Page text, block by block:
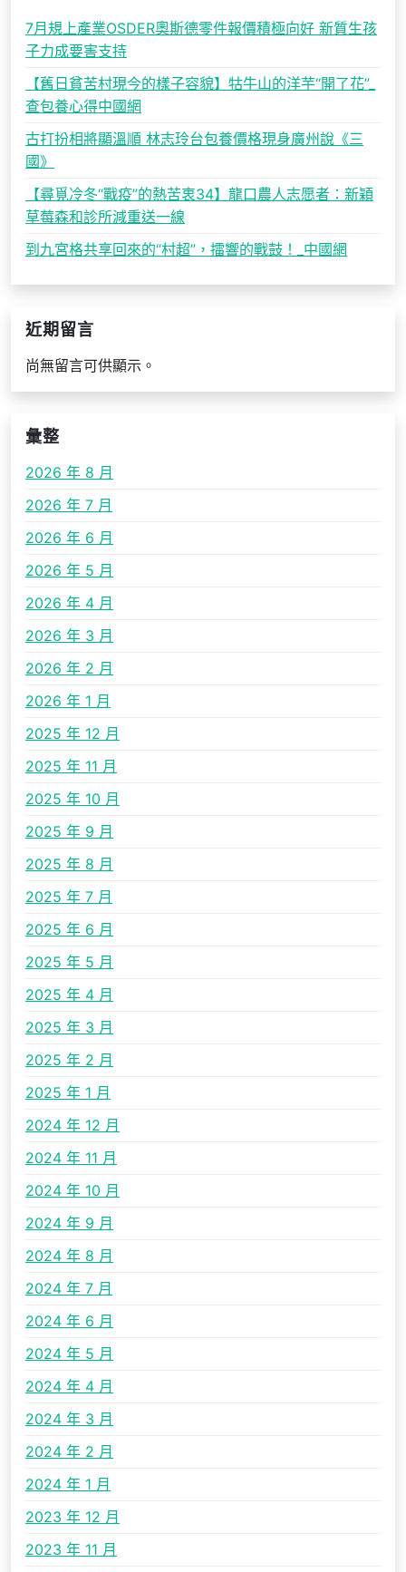
7月規上產業OSDER奧斯德零件報價積極向好 新質生孩
子力成要害支持
【舊日貧苦村現今的樣子容貌】牯牛山的洋芋“開了花”_
查包養心得中國網
古打扮相將顯溫順 林志玲台包養價格現身廣州說《三
國》
【尋覓冷冬“戰疫”的熱苦衷34】龍口農人志愿者：新穎
草莓森和診所減重送一線
到九宮格共享回來的“村超”，擂響的戰鼓！_中國網
近期留言
尚無留言可供顯示。
彙整
2026 年 8 月
2026 年 7 月
2026 年 6 月
2026 年 5 月
2026 年 4 月
2026 年 3 月
2026 年 2 月
2026 年 1 月
2025 年 12 月
2025 年 11 月
2025 年 10 月
2025 年 9 月
2025 年 8 月
2025 年 7 月
2025 年 6 月
2025 年 5 月
2025 年 4 月
2025 年 3 月
2025 年 2 月
2025 年 1 月
2024 年 12 月
2024 年 11 月
2024 年 10 月
2024 年 9 月
2024 年 8 月
2024 年 7 月
2024 年 6 月
2024 年 5 月
2024 年 4 月
2024 年 3 月
2024 年 2 月
2024 年 1 月
2023 年 12 月
2023 年 11 月